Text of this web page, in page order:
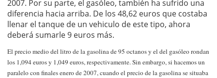
2007. Por su parte, el gasóleo, también ha sufrido una
diferencia hacia arriba. De los 48,62 euros que costaba
llenar el tanque de un vehiculo de este tipo, ahora
deberá sumarle 9 euros más.
El precio medio del litro de la gasolina de 95 octanos y el del gasóleo rondan
los 1,094 euros y 1,049 euros, respectivamente. Sin embargo, si hacemos un
paralelo con finales enero de 2007, cuando el precio de la gasolina se situaba